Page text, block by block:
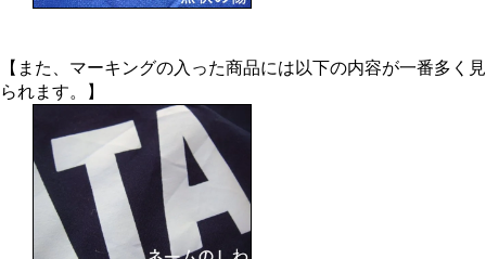
【また、マーキングの入った商品には以下の内容が一番多く見
られます。】